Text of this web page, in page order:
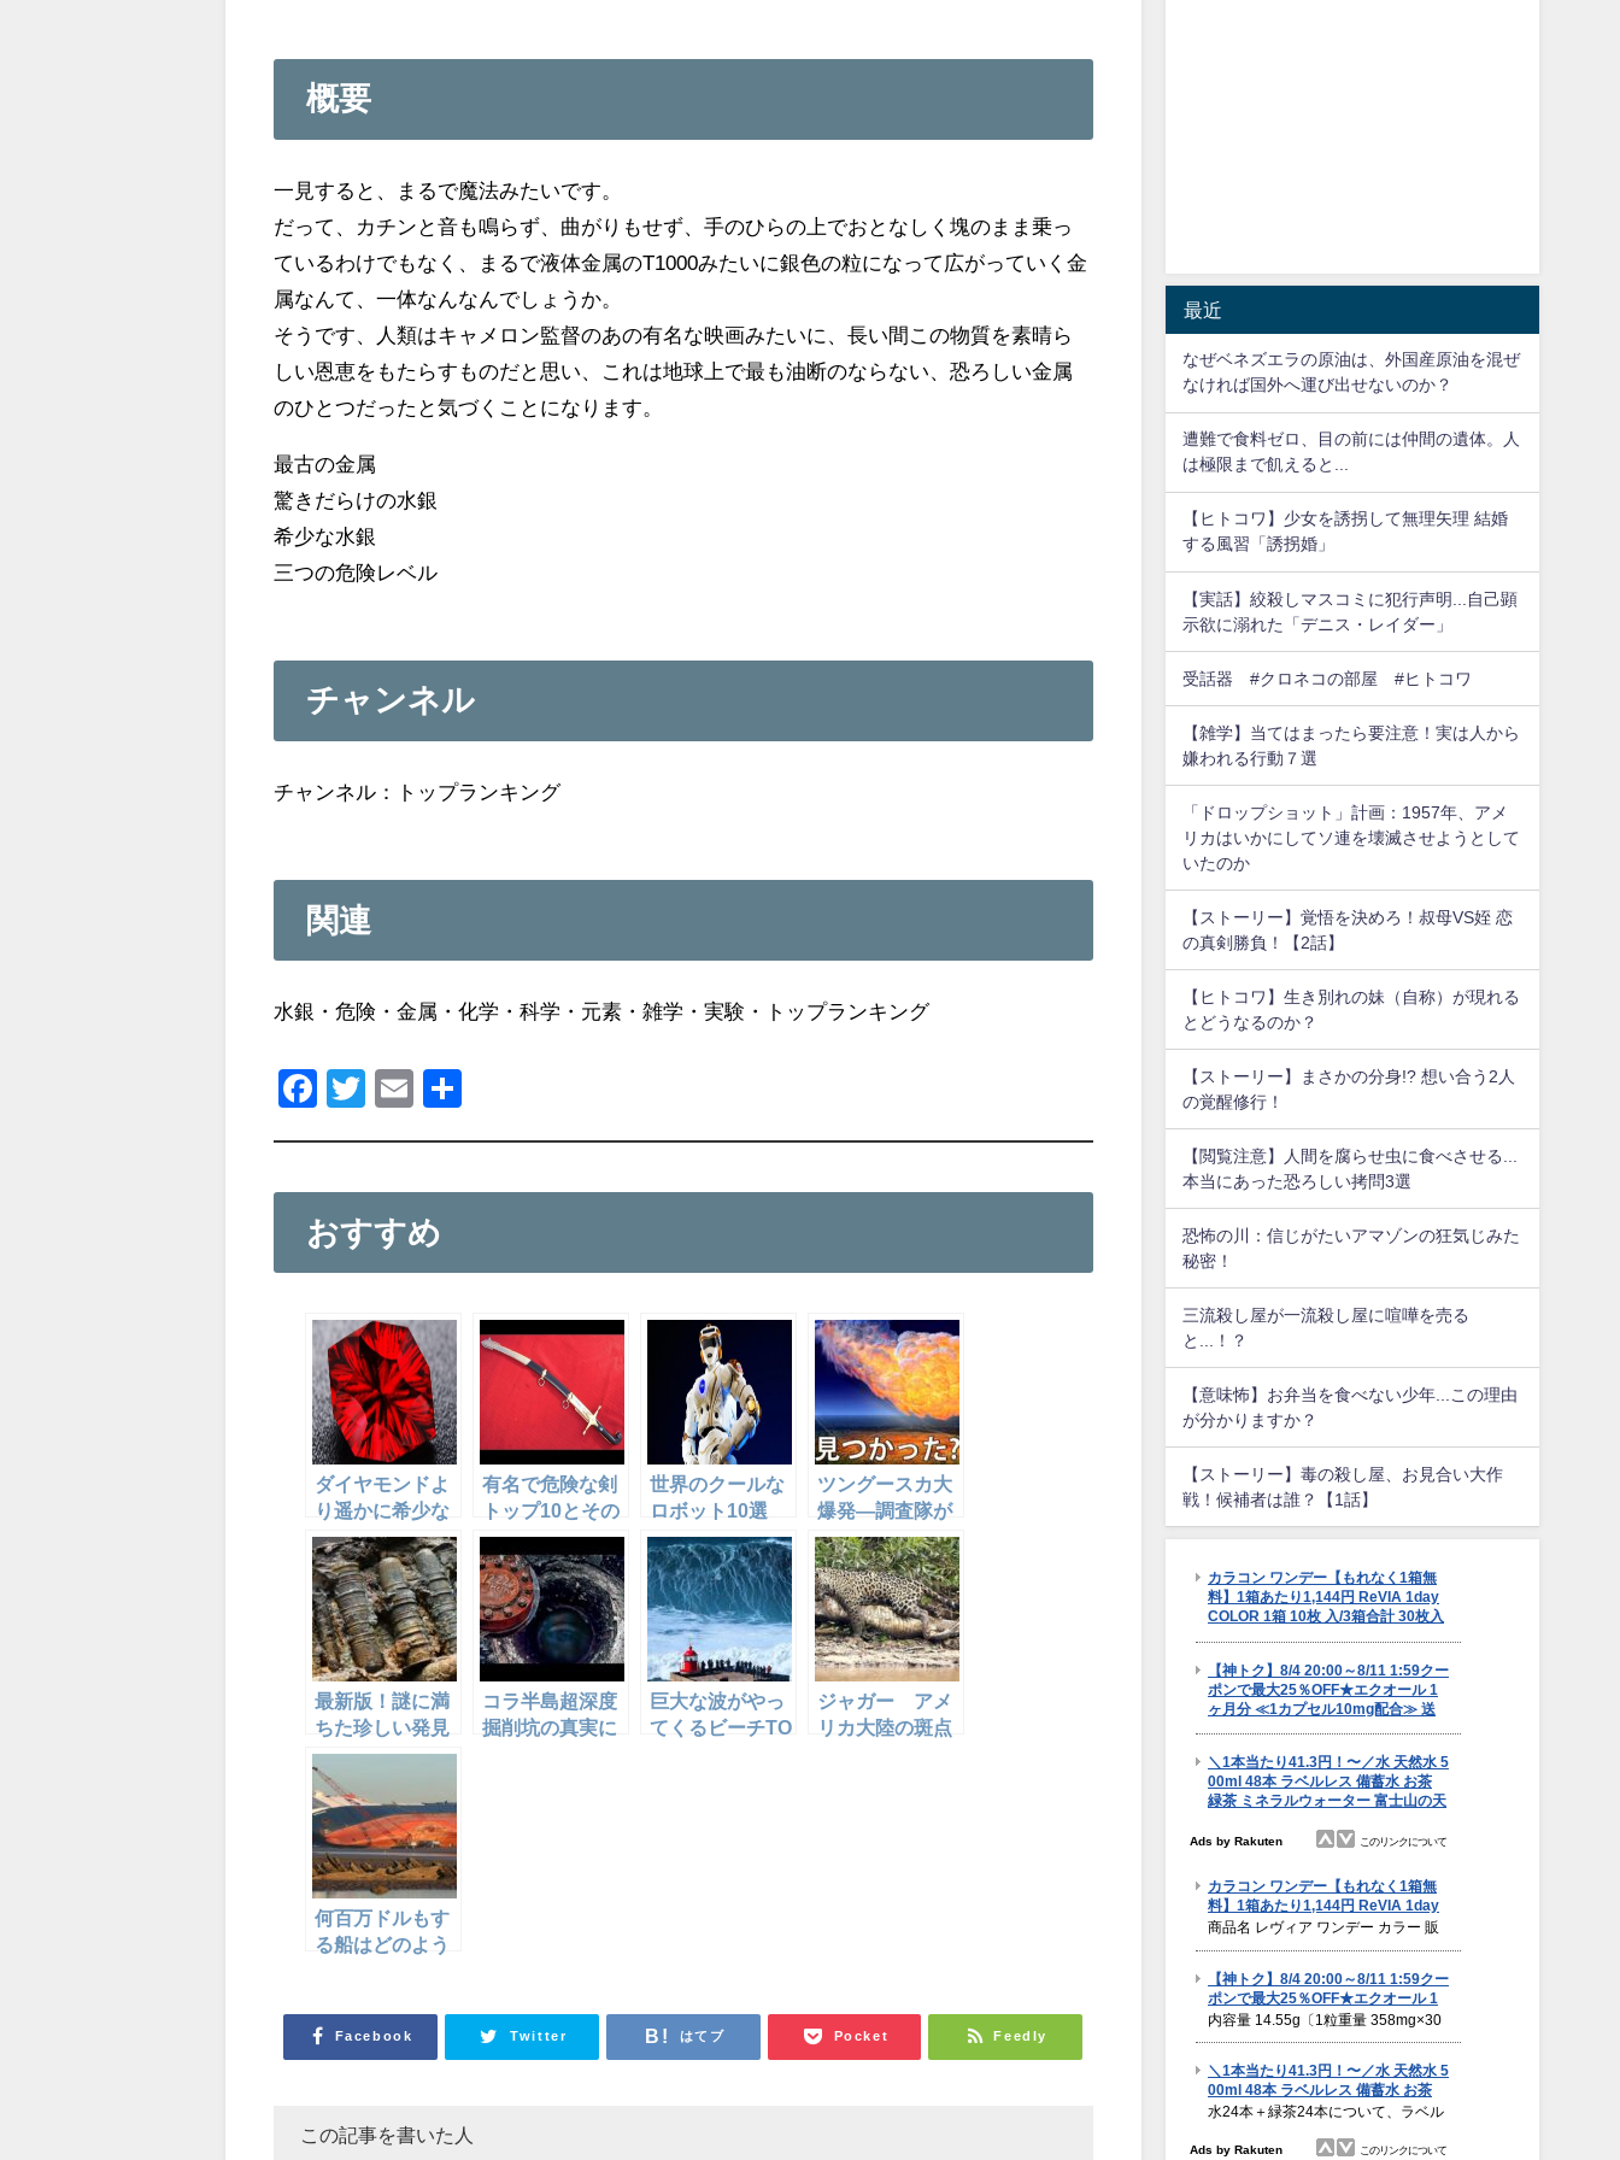
概要
一見すると、まるで魔法みたいです。
だって、カチンと音も鳴らず、曲がりもせず、手のひらの上でおとなしく塊のまま乗っ
ているわけでもなく、まるで液体金属のT1000みたいに銀色の粒になって広がっていく金
属なんて、一体なんなんでしょうか。
そうです、人類はキャメロン監督のあの有名な映画みたいに、長い間この物質を素晴ら
しい恩恵をもたらすものだと思い、これは地球上で最も油断のならない、恐ろしい金属
のひとつだったと気づくことになります。
最古の金属
驚きだらけの水銀
希少な水銀
三つの危険レベル
チャンネル
チャンネル：トップランキング
関連
水銀・危険・金属・化学・科学・元素・雑学・実験・トップランキング
F
e
b
o
o
k
T
er
E
おすすめ
ダイヤモンドよ
り遥かに希少な
11の宝石
有名で危険な剣
トップ10とその
歴史（パート
1）
世界のクールな
ロボット10選
ツングースカ大
爆発―調査隊が
隕石落下地点で
発見したものと
は？！
最新版！謎に満
ちた珍しい発見
集!
コラ半島超深度
掘削坑の真実に
巨大な波がやっ
てくるビーチTO
ジャガー アメ
リカ大陸の斑点
何百万ドルもす
る船はどのよう
の船舶解体！
Facebook Twitter はてブ Pocket Feedly
この記事を書いた人
最近
なぜベネズエラの原油は、外国産原油を混ぜ
なければ国外へ運び出せないのか？
遭難で食料ゼロ、目の前には仲間の遺体。人
は極限まで飢えると...
【ヒトコワ】少女を誘拐して無理矢理 結婚
する風習「誘拐婚」
【実話】絞殺しマスコミに犯行声明...自己顕
示欲に溺れた「デニス・レイダー」
受話器 #クロネコの部屋 #ヒトコワ
【雑学】当てはまったら要注意！実は人から
嫌われる行動７選
「ドロップショット」計画：1957年、アメ
リカはいかにしてソ連を壊滅させようとして
いたのか
【ストーリー】覚悟を決めろ！叔母VS姪 恋
の真剣勝負！【2話】
【ヒトコワ】生き別れの妹（自称）が現れる
とどうなるのか？
【ストーリー】まさかの分身!? 想い合う2人
の覚醒修行！
【閲覧注意】人間を腐らせ虫に食べさせる...
本当にあった恐ろしい拷問3選
恐怖の川：信じがたいアマゾンの狂気じみた
秘密！
三流殺し屋が一流殺し屋に喧嘩を売る
と...！？
【意味怖】お弁当を食べない少年...この理由
が分かりますか？
【ストーリー】毒の殺し屋、お見合い大作
戦！候補者は誰？【1話】